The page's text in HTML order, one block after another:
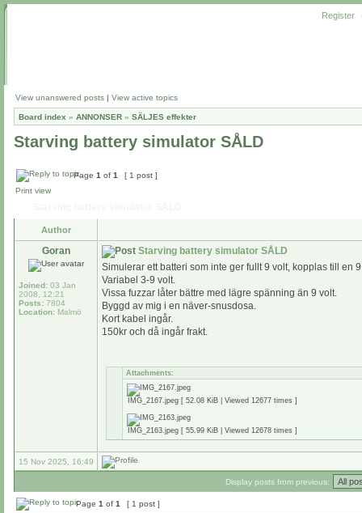
Register
View unanswered posts | View active topics
Board index » ANNONSER » SÄLJES effekter
Starving battery simulator SÅLD
Page 1 of 1
[ 1 post ]
Print view
Author
Goran
Joined: 03 Jan
2008, 12:21
Posts: 7804
Location: Malmö
Starving battery simulator SÅLD
Simulerar ett batteri som inte ger fullt 9 volt, kopplas till en
Variabel 3-9 volt.
Vissa fuzzar låter bättre med lägre spänning än 9 volt.
Byggd av mig i en näver-snusdosa.
Kort kabel ingår.
150kr och då ingår frakt.
Attachments:
IMG_2167.jpeg [ 52.08 KiB | Viewed 12677 times ]
IMG_2163.jpeg [ 55.99 KiB | Viewed 12678 times ]
15 Nov 2025, 16:49
Display posts from previous:
Page 1 of 1 [ 1 post ]